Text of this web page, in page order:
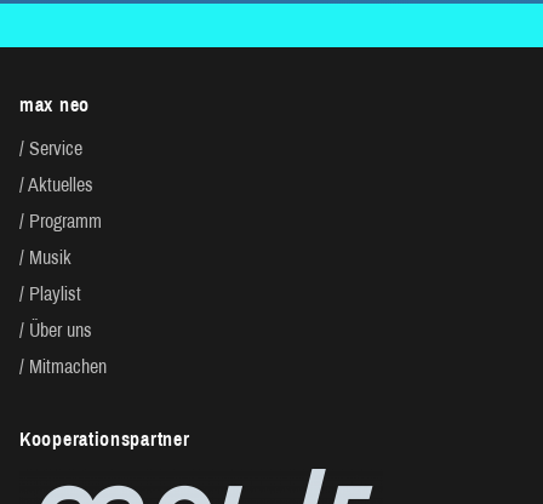
max neo
Service
Aktuelles
Programm
Musik
Playlist
Über uns
Mitmachen
Kooperationspartner